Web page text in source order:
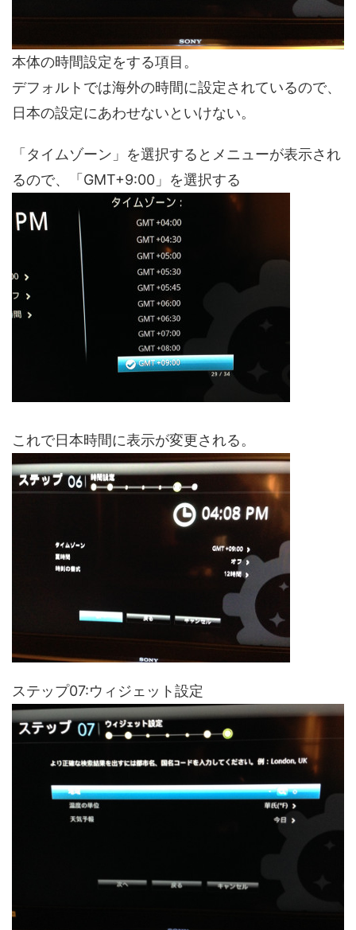
本体の時間設定をする項目。
デフォルトでは海外の時間に設定されているので、
日本の設定にあわせないといけない。
「タイムゾーン」を選択するとメニューが表示され
るので、「GMT+9:00」を選択する
これで日本時間に表示が変更される。
ステップ07:ウィジェット設定